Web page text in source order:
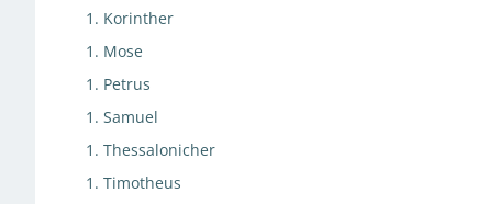
1. Korinther
1. Mose
1. Petrus
1. Samuel
1. Thessalonicher
1. Timotheus